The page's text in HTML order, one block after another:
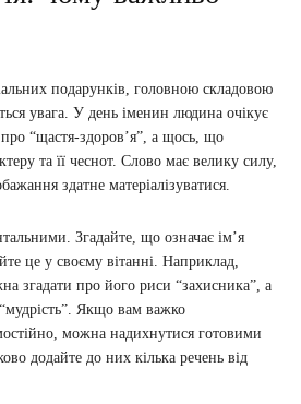
подарунків, головною складовою
увага. У день іменин людина очікує
“щастя-здоров’я”, а щось, що
та її чеснот. Слово має велику силу,
здатне матеріалізуватися.
Згадайте, що означає ім’я
це у своєму вітанні. Наприклад,
згадати про його риси “захисника”, а
Якщо вам важко
можна надихнутися готовими
додайте до них кілька речень від